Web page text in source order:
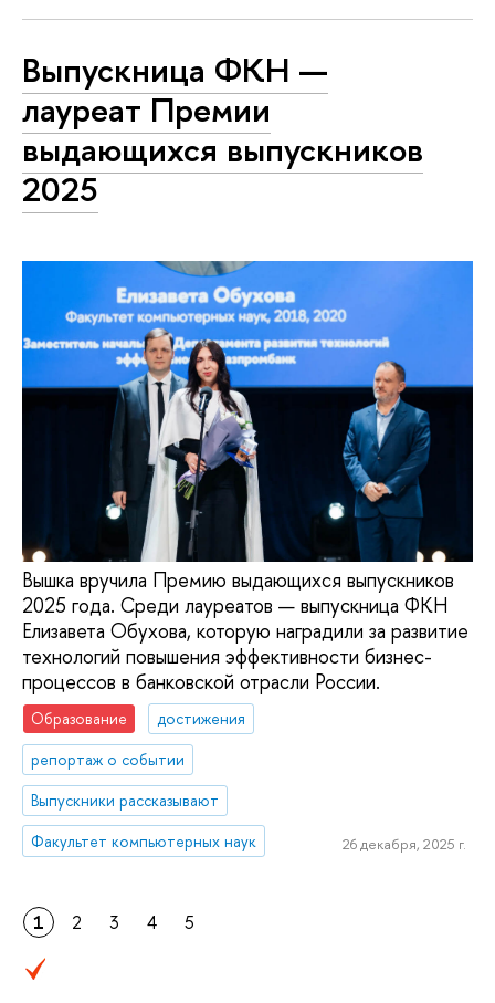
Выпускница ФКН —
лауреат Премии
выдающихся выпускников
2025
Вышка вручила Премию выдающихся выпускников
2025 года. Среди лауреатов — выпускница ФКН
Елизавета Обухова, которую наградили за развитие
технологий повышения эффективности бизнес-
процессов в банковской отрасли России.
Образование
достижения
репортаж о событии
Выпускники рассказывают
Факультет компьютерных наук
26 декабря, 2025 г.
1 2 3 4 5